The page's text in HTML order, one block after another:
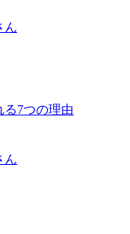
ん
る7つの理由
ん